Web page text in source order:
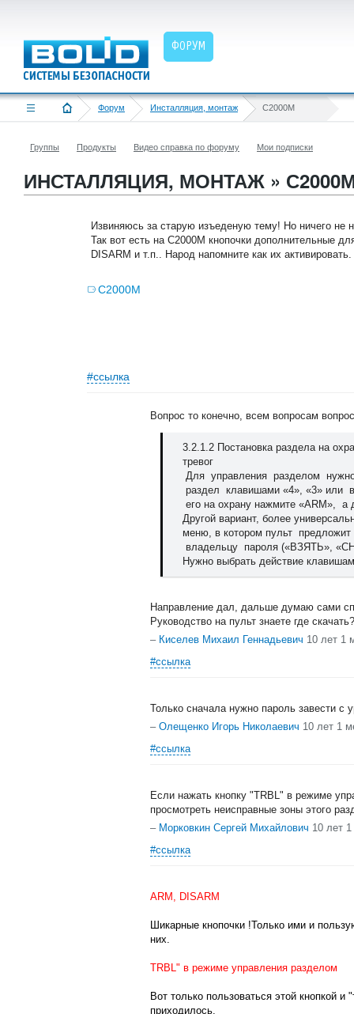
ФОРУМ
Форум Инсталляция, монтаж С2000М
Группы Продукты Видео справка по форуму Мои подписки
ИНСТАЛЛЯЦИЯ, МОНТАЖ »
Извиняюсь за старую изъеденую тему! Но ничего не
Так вот есть на С2000М кнопочки дополнительные
DISARM и т.п.. Народ напомните как их
С2000М
#ссылка
Вопрос то конечно, всем вопросам
3.2.1.2 Постановка раздела на
тревог
Для управления разделом
раздел клавишами «4», «3» или
его на охрану нажмите «ARM»,
Другой вариант, более
меню, в котором пульт
владельцу пароля («ВЗЯТЬ»,
Нужно выбрать действие
Направление дал, дальше думаю сами
Руководство на пульт знаете где
– Киселев Михаил Геннадьевич 10 лет 1
#ссылка
Только сначала нужно пароль завести с
– Олещенко Игорь Николаевич 10 лет 1
#ссылка
Если нажать кнопку "TRBL" в режиме
просмотреть неисправные зоны этого
– Морковкин Сергей Михайлович 10 лет
#ссылка
ARM, DISARM
Шикарные кнопочки !Только ими и
них.
TRBL" в режиме управления разделом
Вот только пользоваться этой кнопкой и
приходилось.